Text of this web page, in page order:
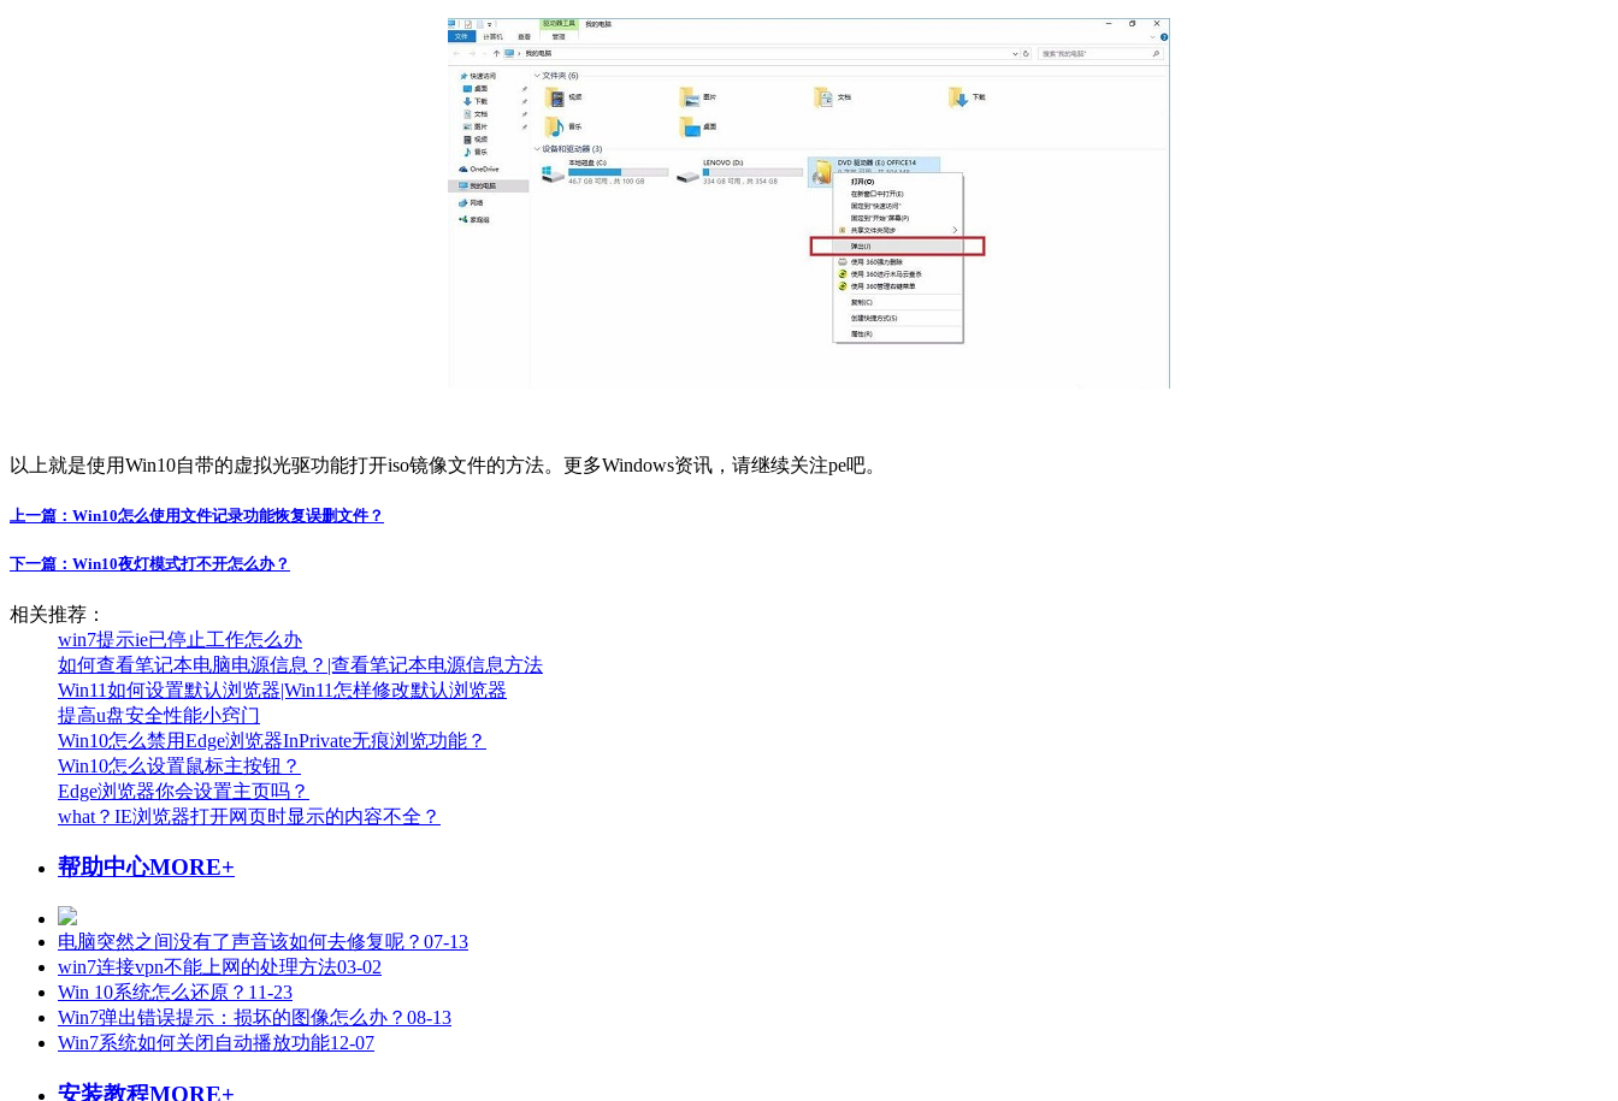
以上就是使用Win10自带的虚拟光驱功能打开iso镜像文件的方法。更多Windows资讯，请继续关注pe吧。
上一篇： Win10怎么使用文件记录功能恢复误删文件？
下一篇： Win10夜灯模式打不开怎么办？
相关推荐：
win7提示ie已停止工作怎么办
如何查看笔记本电脑电源信息？|查看笔记本电源信息方法
Win11如何设置默认浏览器|Win11怎样修改默认浏览器
提高u盘安全性能小窍门
Win10怎么禁用Edge浏览器InPrivate无痕浏览功能？
Win10怎么设置鼠标主按钮？
Edge浏览器你会设置主页吗？
what？IE浏览器打开网页时显示的内容不全？
帮助中心MORE+
电脑突然之间没有了声音该如何去修复呢？ 07-13
win7连接vpn不能上网的处理方法03-02
Win 10系统怎么还原？ 11-23
Win7弹出错误提示：损坏的图像怎么办？ 08-13
Win7系统如何关闭自动播放功能12-07
安装教程MORE+